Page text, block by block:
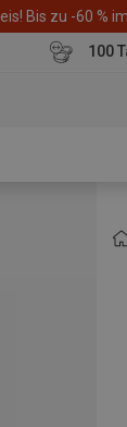
Bis zu -60 %
100